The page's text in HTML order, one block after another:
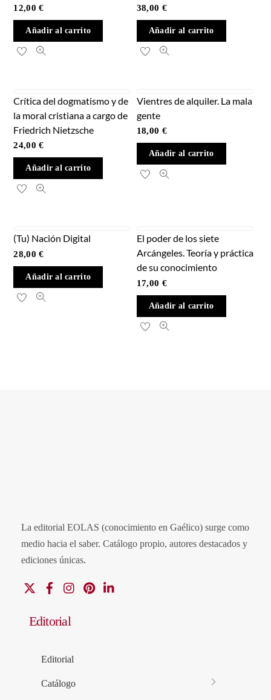
12,00€
Añadir al carrito
38,00 €
Añadir al carrito
Crítica del dogmatismo y de
la moral cristiana a cargo de
Friedrich Nietzsche
24,00€
Añadir al carrito
Vientres de alquiler. La mala
gente
18,00 €
Añadir al carrito
(Tu) Nación Digital
28,00€
Añadir al carrito
El poder de los siete
Arcángeles. Teoría y práctica
de su conocimiento
17,00 €
Añadir al carrito
La editorial EOLAS (conocimiento en Gaélico) surge como
medio hacia el saber.Catálogo propio, autores destacados y
ediciones únicas.
FacebookInstagramPinterest
Editorial
Editorial
Catálogo